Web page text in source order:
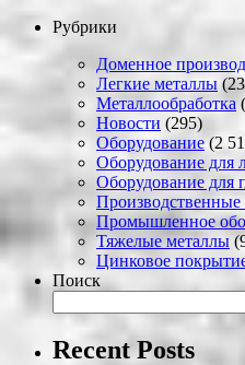
Рубрики
Доменное
Легкие металлы
Металлообработка
Новости (295)
Оборудование(2
Оборудование для
Оборудование для
Промышленное
Тяжелые металлы
Цинковое
Поиск
Recent Posts